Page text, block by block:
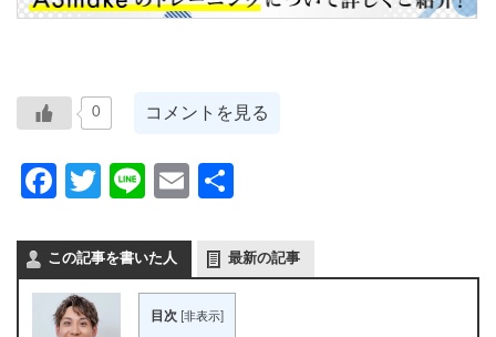
0 コメントを見る
Facebook
Twitter
LineEmail
この記事を書いた人 最新の記事
目次 非表示